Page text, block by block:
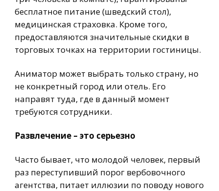
бесплатное питание (шведский стол),
медицинская страховка. Кроме того,
предоставляются значительные скидки в
торговых точках на территории гостиницы.
Аниматор может выбрать только страну, но
не конкретный город или отель. Его
направят туда, где в данный момент
требуются сотрудники.
Развлечение – это серьезно
Часто бывает, что молодой человек, первый
раз переступивший порог вербовочного
агентства, питает иллюзии по поводу нового